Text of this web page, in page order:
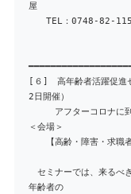
屋
TEL：0748-82-
[６] 高年齢
2日開催）
アフターコロナに到
＜会場＞
【高齢・障害・求職者
セミナーでは、来るべ
年齢者の